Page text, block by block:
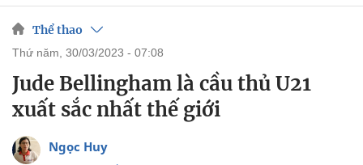
Thể thao
thứ năm, 30/03/2023 - 07:08
Jude Bellingham là cầu thủ U21
xuất sắc nhất thế giới
Ngọc Huy